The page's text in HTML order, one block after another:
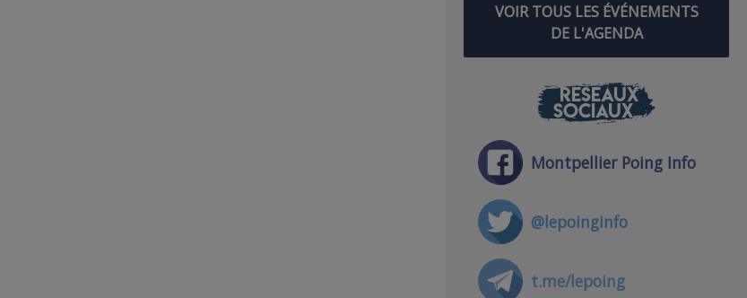
VOIR TOUS LES ÉVÉNEMENTS
DE L'AGENDA
RÉSEAUX
SOCIAUX
Montpellier Poing Info
@lepoinginfo
t.me/lepoing